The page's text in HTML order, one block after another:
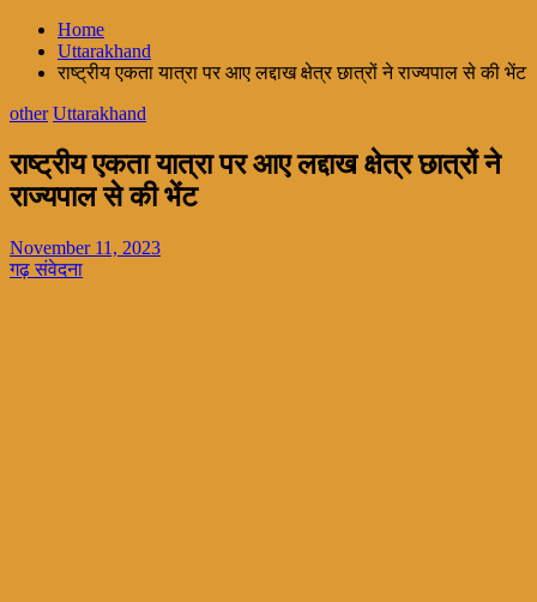
Home
Uttarakhand
राष्ट्रीय एकता यात्रा पर आए लद्दाख क्षेत्र छात्रों ने राज्यपाल से की भेंट
other Uttarakhand
राष्ट्रीय एकता यात्रा पर आए लद्दाख क्षेत्र छात्रों ने
राज्यपाल से की भेंट
November 11, 2023
गढ़ संवेदना